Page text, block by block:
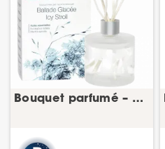
Bouquet parfumé – Collection Aroma